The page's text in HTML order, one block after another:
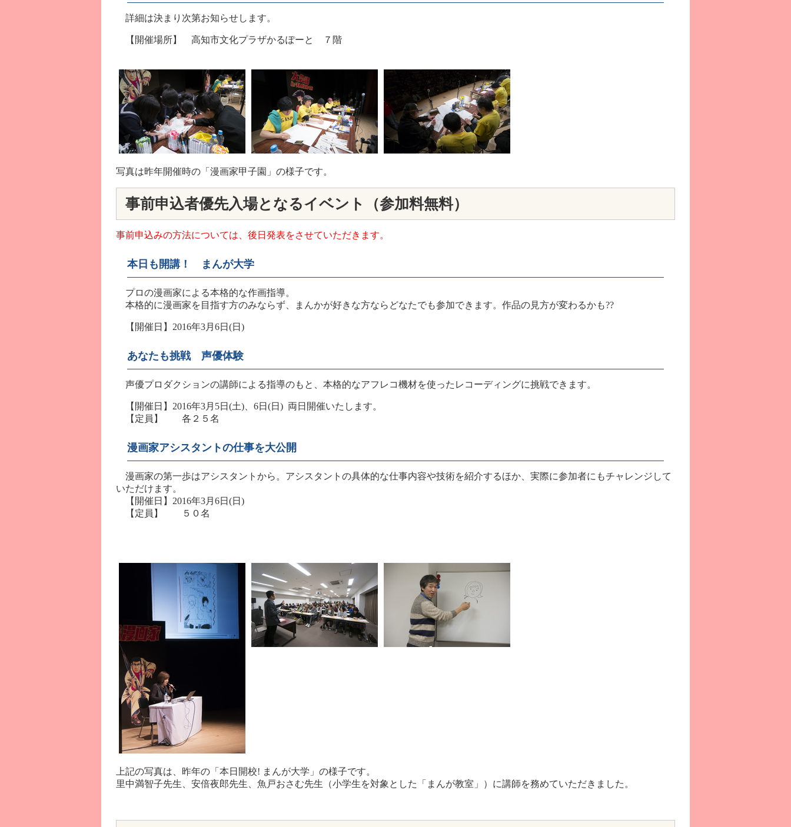
詳細は決まり次第お知らせします。
【開催場所】 高知市文化プラザかるぽーと ７階
写真は昨年開催時の「漫画家甲子園」の様子です。
事前申込者優先入場となるイベント（参加料無料）
事前申込みの方法については、後日発表をさせていただきます。
本日も開講！ まんが大学
プロの漫画家による本格的な作画指導。
本格的に漫画家を目指す方のみならず、まんかが好きな方ならどなたでも参加できます。作品の見方が変わるかも??
【開催日】2016年3月6日(日)
あなたも挑戦 声優体験
声優プロダクションの講師による指導のもと、本格的なアフレコ機材を使ったレコーディングに挑戦できます。
【開催日】2016年3月5日(土)、6日(日) 両日開催いたします。
【定員】 各２５名
漫画家アシスタントの仕事を大公開
漫画家の第一歩はアシスタントから。アシスタントの具体的な仕事内容や技術を紹介するほか、実際に参加者にもチャレンジして
いただけます。
【開催日】2016年3月6日(日)
【定員】 ５０名
上記の写真は、昨年の「本日開校! まんが大学」の様子です。
里中満智子先生、安倍夜郎先生、魚戸おさむ先生（小学生を対象とした「まんが教室」）に講師を務めていただきました。